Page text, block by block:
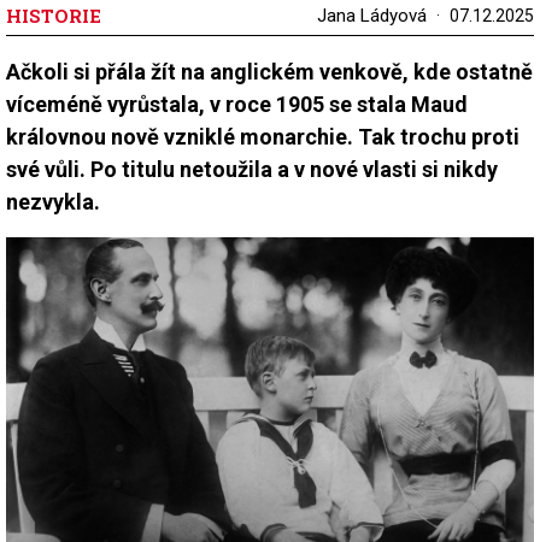
HISTORIE Jana Ládyová 07.12.2025
Ačkoli si přála žít na anglickém venkově, kde ostatně
víceméně vyrůstala, v roce 1905 se stala Maud
královnou nově vzniklé monarchie. Tak trochu proti
své vůli. Po titulu netoužila a v nové vlasti si nikdy
nezvykla.